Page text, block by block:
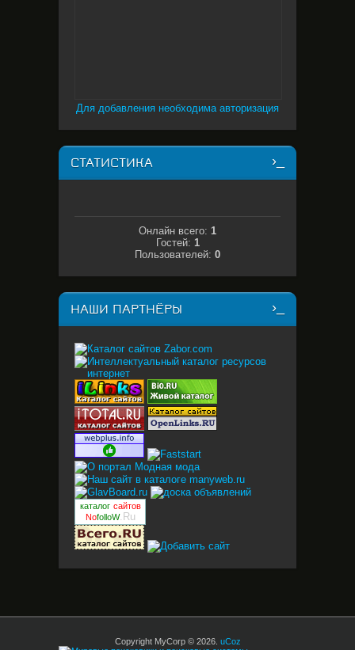
Для добавления необходима авторизация
СТАТИСТИКА
Онлайн всего: 1
Гостей: 1
Пользователей: 0
НАШИ ПАРТНЁРЫ
каталог сайтов
NofolloW.Ru
Copyright MyCorp © 2026. uCoz